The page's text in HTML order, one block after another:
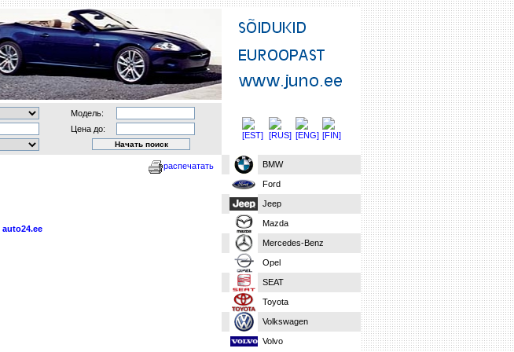
Модель:
Цена до:
распечатать
auto24.ee
BMW
Ford
Jeep
Mazda
Mercedes-Benz
Opel
SEAT
Toyota
Volkswagen
Volvo